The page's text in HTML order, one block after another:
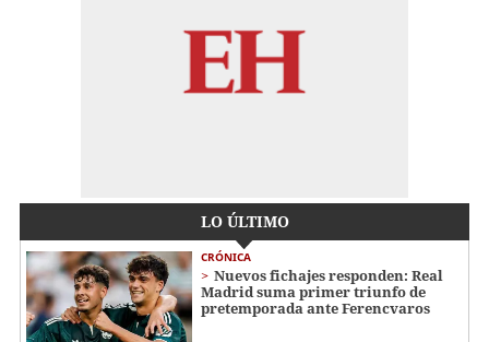
LO ÚLTIMO
CRÓNICA
Nuevos fichajes responden: Real
Madrid suma primer triunfo de
pretemporada ante Ferencvaros